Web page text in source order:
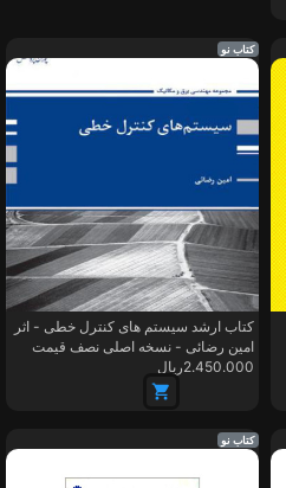
کتاب نو
کتاب ارشد سیستم های کنترل خطی - اثر
امین رضائی - نسخه اصلی نصف قیمت
2.450.000ریال
کتاب نو